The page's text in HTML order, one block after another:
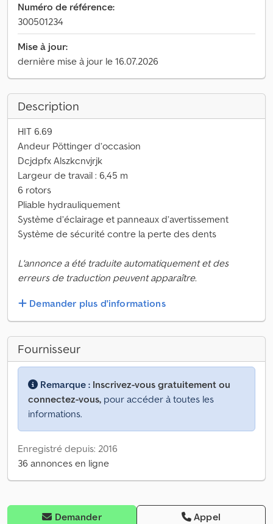
Numéro de référence:
300501234
Mise à jour:
dernière mise à jour le 16.07.2026
Description
HIT 6.69
Andeur Pöttinger d’occasion
Dcjdpfx Alszkcnvjrjk
Largeur de travail : 6,45 m
6 rotors
Pliable hydrauliquement
Système d’éclairage et panneaux d’avertissement
Système de sécurité contre la perte des dents
L'annonce a été traduite automatiquement et des
erreurs de traduction peuvent apparaître.
Demander plus d'informations
Fournisseur
Remarque : Inscrivez-vous gratuitement ou
connectez-vous, pour accéder à toutes les
informations.
Enregistré depuis: 2016
36 annonces en ligne
Demander Appel